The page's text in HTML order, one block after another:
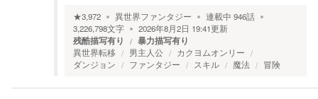
★3,972 異世界ファンタジー 連載中 946話
3,226,798文字 2026年8月2日 19:41更新
残酷描写有り 暴力描写有り
異世界転移 男主人公
カクヨムオンリー
ダンジョン
ファンタジー スキル 魔法 冒険